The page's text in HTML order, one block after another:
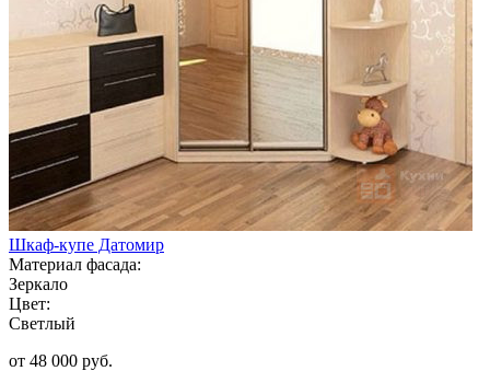
Шкаф-купе Датомир
Материал фасада:
Зеркало
Цвет:
Светлый
от 48 000 руб.